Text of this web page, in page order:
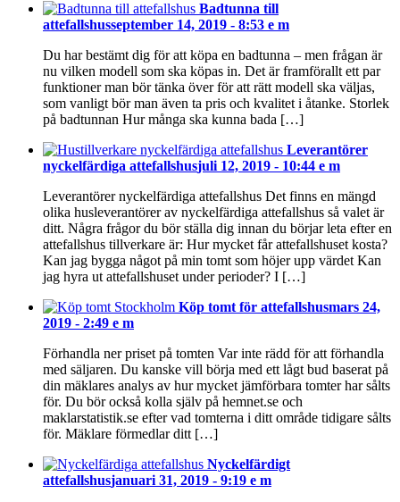
Badtunna till
attefallshusseptember 14, 2019 - 8:53 e m
Du har bestämt dig för att köpa en badtunna – men frågan är
nu vilken modell som ska köpas in. Det är framförallt ett par
funktioner man bör tänka över för att rätt modell ska väljas,
som vanligt bör man även ta pris och kvalitet i åtanke. Storlek
på badtunnan Hur många ska kunna bada […]
Leverantörer
nyckelfärdiga attefallshusjuli 12, 2019 - 10:44 e m
Leverantörer nyckelfärdiga attefallshus Det finns en mängd
olika husleverantörer av nyckelfärdiga attefallshus så valet är
ditt. Några frågor du bör ställa dig innan du börjar leta efter en
attefallshus tillverkare är: Hur mycket får attefallshuset kosta?
Kan jag bygga något på min tomt som höjer upp värdet Kan
jag hyra ut attefallshuset under perioder? I […]
Köp tomt för attefallshusmars 24,
2019 - 2:49 e m
Förhandla ner priset på tomten Var inte rädd för att förhandla
med säljaren. Du kanske vill börja med ett lågt bud baserat på
din mäklares analys av hur mycket jämförbara tomter har sålts
för. Du bör också kolla själv på hemnet.se och
maklarstatistik.se efter vad tomterna i ditt område tidigare sålts
för. Mäklare förmedlar ditt […]
Nyckelfärdigt
attefallshusjanuari 31, 2019 - 9:19 e m